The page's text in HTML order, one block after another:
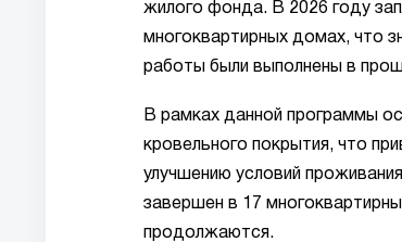
жилого фонда. В 2026 году
многоквартирных домах, что
работы были выполнены в
В рамках данной программы
кровельного покрытия, что
улучшению условий
завершен в 17
продолжаются.